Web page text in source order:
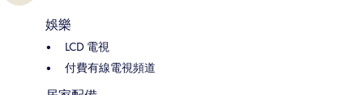
娛樂
LCD 電視
付費有線電視頻道